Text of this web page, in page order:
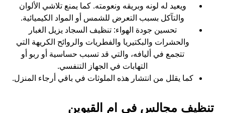
ويعيد له لونه وبريقه ونعومته. كما يمنع تلاشي الألوان
والتآكل بسبب التعرض للشمس أو المواد الكيميائية.
تحسين جودة الهواء: تنظيف السجاد يزيل الغبار
والحشرات والبكتيريا والفطريات والروائح الكريهة التي
تتجمع في أليافه، والتي قد تسبب حساسية أو ربو أو
التهابات في الجهاز التنفسي.
كما يقلل من انتشار هذه الملوثات في باقي أرجاء المنزل.
تنظيف مجالس فى ام القيوين